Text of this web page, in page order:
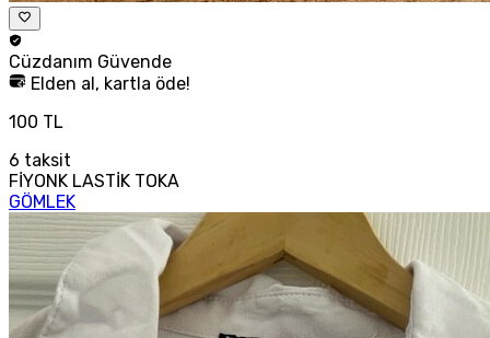
Cüzdanım Güvende
Elden al, kartla öde!
100 TL
6 taksit
FİYONK LASTİK TOKA
GÖMLEK